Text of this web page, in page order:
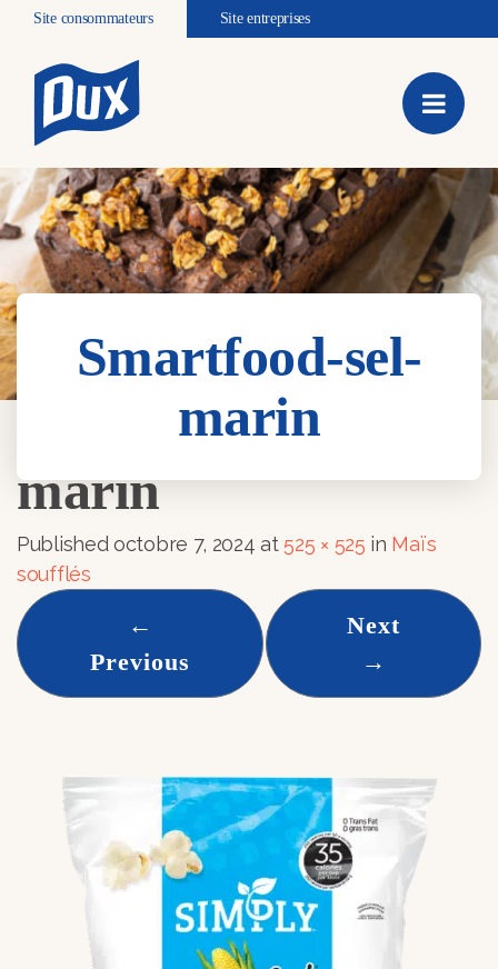
Site consommateurs Site entreprises
Smartfood-sel-
marin
Smartfood-sel-
marin
Publishedoctobre 7, 2024 at 525 × 525 in Maïs
soufflés
←
Previous
Next
→